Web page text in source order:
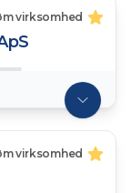
virksomhed
virksomhed